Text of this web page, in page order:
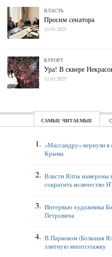
ВЛАСТЬ
Просим сенатора
12.03.2025
КУРОРТ
Ура! В сквере
12.03.2025
ЧИТАЕМЫЕ
«Массандру» вернули в
Крыма
Власти Ялты намерены
сократить количество
Интервью художника
Петровича
В Парковом (Большая
элитную многоэтажку